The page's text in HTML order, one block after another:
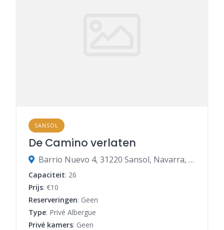
SANSOL
De Camino verlaten
Barrio Nuevo 4, 31220 Sansol, Navarra, Spanje
Capaciteit: 26
Prijs: €10
Reserveringen: Geen
Type: Privé Albergue
Privé kamers: Geen